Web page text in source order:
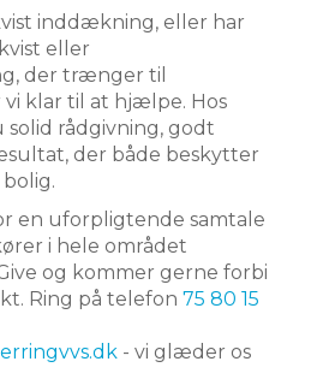
inddækning, eller har
eller
der trænger til
vi klar til at hjælpe. Hos
solid rådgivning, godt
der både beskytter
en uforpligtende samtale
i hele området
og kommer gerne forbi
Ring på telefon 75 80 15
- vi glæder os